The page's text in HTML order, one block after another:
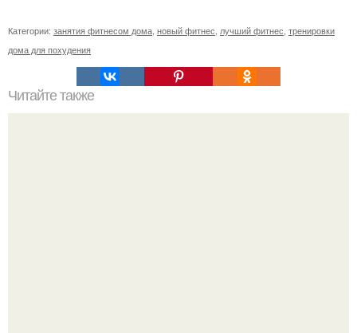
Категории: занятия фитнесом дома новый фитнес лучший фитнес тренировки
дома для похудения
Читайте также